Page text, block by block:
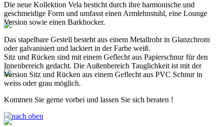
Die neue Kollektion Vela besticht durch ihre harmonische und
geschmeidige Form und umfasst einen Armlehnstuhl, eine Lounge
Version sowie einen Barkhocker.
Das stapelbare Gestell besteht aus einem Metallrohr in Glanzchrom
oder galvanisiert und lackiert in der Farbe weiß.
Sitz und Rücken sind mit einem Geflecht aus Papierschnur für den
Innenbereich gedacht. Die Außenbereich Tauglichkeit ist mit der
Version Sitz und Rücken aus einem Geflecht aus PVC Schnur in
weiss oder grau möglich.
Kommen Sie gerne vorbei und lassen Sie sich beraten !